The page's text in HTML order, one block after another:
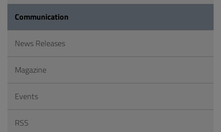
Communication
News Releases
Magazine
Events
RSS